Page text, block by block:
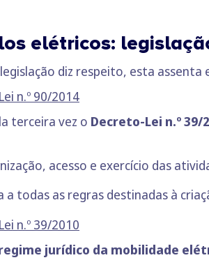
elétricos:
diz respeito, esta
n.º 90/2014
terceira vez o Decreto-Lei n.º 39/
acesso e exercício das
a todas as regras destinadas à
n.º 39/2010
jurídico da mobilidade